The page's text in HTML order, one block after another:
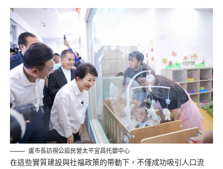
盧市長訪視公設民營太平宜昌托嬰中心
在這些實質建設與社福政策的帶動下，不僅成功吸引人口流